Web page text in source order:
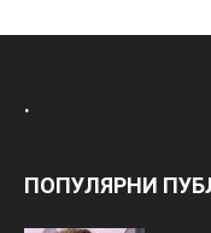
.
ПОПУЛЯРНИ